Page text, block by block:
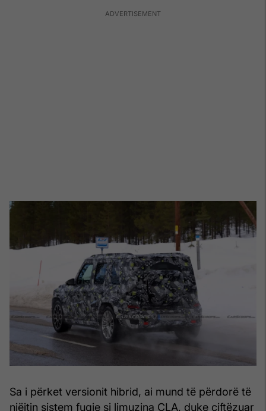
Sa i përket versionit hibrid, ai mund të përdorë të
njëjtin sistem fuqie si limuzina CLA, duke çiftëzuar